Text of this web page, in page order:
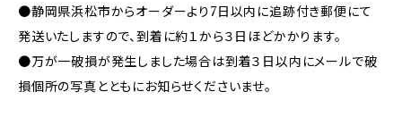
●静岡県浜松市からオーダーより7日以内に追跡付き郵便にて
発送いたしますので、到着に約１から３日ほどかかります。
●万が一破損が発生しました場合は到着３日以内にメールで破
損個所の写真とともにお知らせくださいませ。